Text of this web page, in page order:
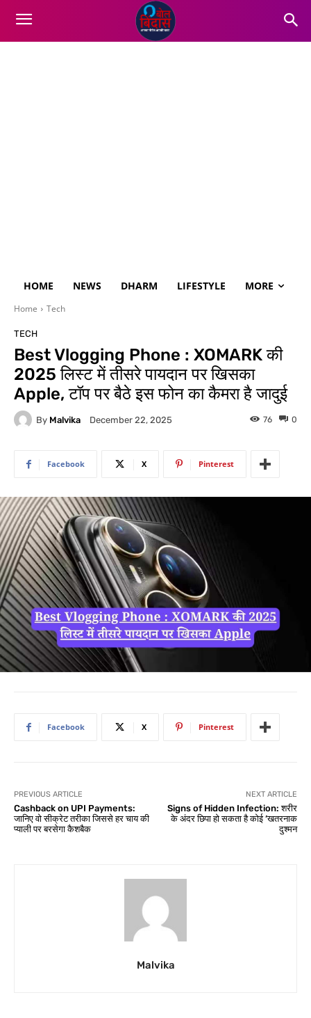
HOME NEWS DHARM LIFESTYLE MORE
Home Tech
TECH
Best Vlogging Phone : XOMARK की
2025 लिस्ट में तीसरे पायदान पर खिसका
Apple, टॉप पर बैठे इस फोन का कैमरा है जादुई
By Malvika December 22, 2025 0
76
Facebook X Pinterest
Facebook X Pinterest
PREVIOUS ARTICLE
Cashback on UPI Payments:
जानिए वो सीक्रेट तरीका जिससे हर चाय की
प्याली पर बरसेगा कैशबैक
NEXT ARTICLE
Signs of Hidden Infection: शरीर
के अंदर छिपा हो सकता है कोई ‘खतरनाक
दुश्मन
Malvika